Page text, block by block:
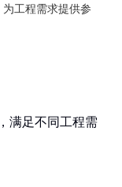
工程需求提供参
满足不同工程需